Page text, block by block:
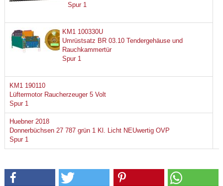
Spur 1
KM1 100330U
Umrüstsatz BR 03.10 Tendergehäuse und
Rauchkammertür
Spur 1
KM1 190110
Lüftermotor Raucherzeuger 5 Volt
Spur 1
Huebner 2018
Donnerbüchsen 27 787 grün 1 Kl. Licht NEUwertig OVP
Spur 1